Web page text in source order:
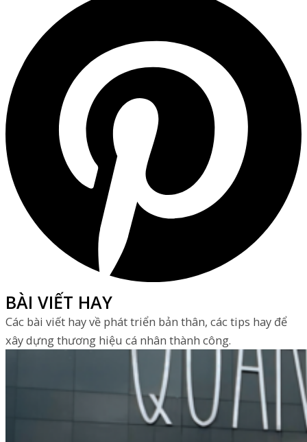
BÀI VIẾT HAY
Các bài viết hay về phát triển bản thân, các tips hay để
xây dựng thương hiệu cá nhân thành công.